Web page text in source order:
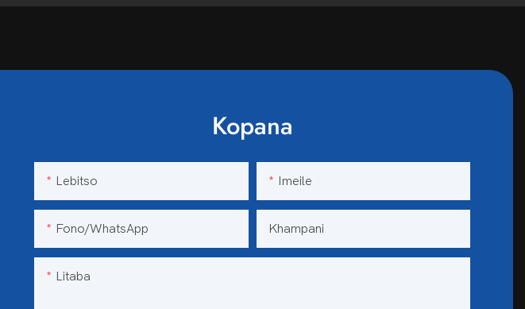
Kopana
Lebitso Imeile
Fono/WhatsApp Khampani
Litaba